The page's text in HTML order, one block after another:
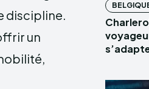
discipline.
un